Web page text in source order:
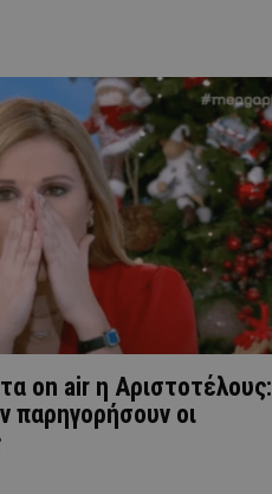
on air η Αριστοτέλους:
παρηγορήσουν οι